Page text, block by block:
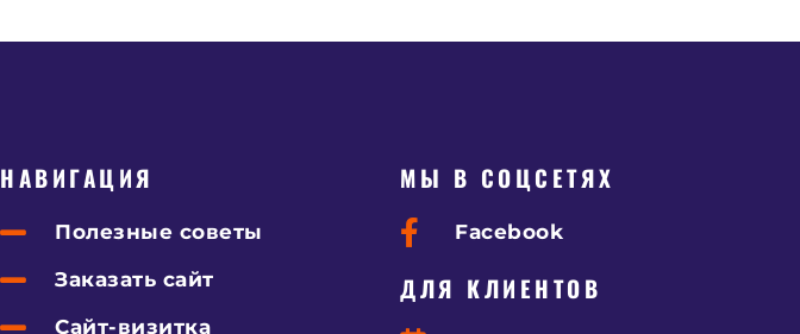
НАВИГАЦИЯ
Полезные советы
Заказать сайт
Сайт-визитка
МЫ В СОЦСЕТЯХ
Facebook
ДЛЯ КЛИЕНТОВ